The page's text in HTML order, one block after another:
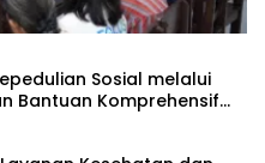
Sosial melalui
Bantuan Komprehensif